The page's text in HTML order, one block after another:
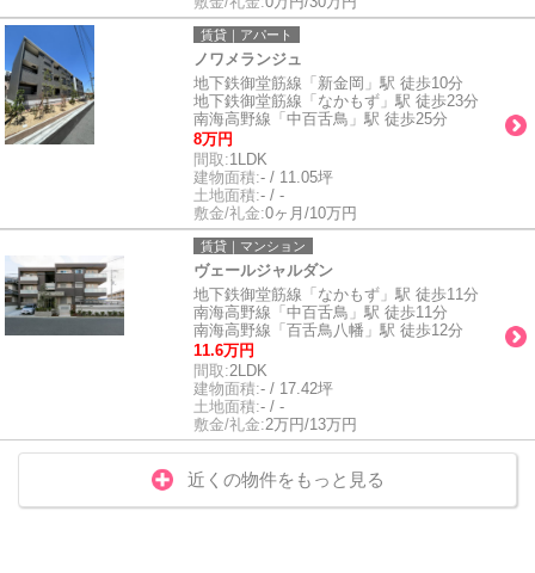
賃貸｜アパート
ノワメランジュ
地下鉄御堂筋線「新金岡」駅 徒歩10分
地下鉄御堂筋線「なかもず」駅 徒歩23分
南海高野線「中百舌鳥」駅 徒歩25分
8万円
間取:1LDK
建物面積:- / 11.05坪
土地面積:- / -
敷金/礼金:0ヶ月/10万円
賃貸｜マンション
ヴェールジャルダン
地下鉄御堂筋線「なかもず」駅 徒歩11分
南海高野線「中百舌鳥」駅 徒歩11分
南海高野線「百舌鳥八幡」駅 徒歩12分
11.6万円
間取:2LDK
建物面積:- / 17.42坪
土地面積:- / -
敷金/礼金:2万円/13万円
近くの物件をもっと見る